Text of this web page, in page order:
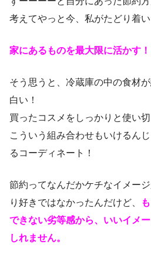
考えてやっと今、私がたどり着い
家にあるものを最大限に活かす！
そう思うと、冷蔵庫の中の食材
白い！
買ったコスメをしっかりと使い
こういう組み合わせもいけるん
るコーディネート！
節約ってなんだかケチなイメー
り好きではなかったんだけど、
できない劣等感から、いいイメ
しれません。